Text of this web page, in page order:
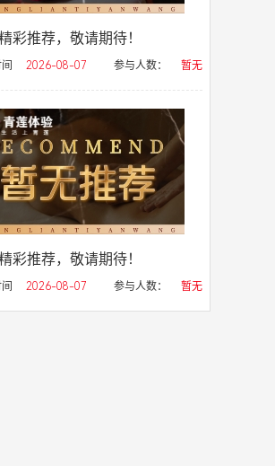
彩推荐，敬请期待！
2026-08-07 参与人数： 暂无
彩推荐，敬请期待！
2026-08-07 参与人数： 暂无